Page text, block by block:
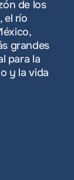
de los
el río
grandes
para la
y la vida